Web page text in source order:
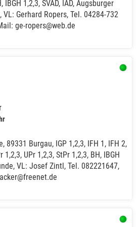
IBGH 1,2,3, SVAD, IAD, Augsburger
VL: Gerhard Ropers, Tel. 04284-732
ge-ropers@web.de
89331 Burgau, IGP 1,2,3, IFH 1, IFH 2,
1,2,3, UPr 1,2,3, StPr 1,2,3, BH, IBGH
VL: Josef Zintl, Tel. 082221647,